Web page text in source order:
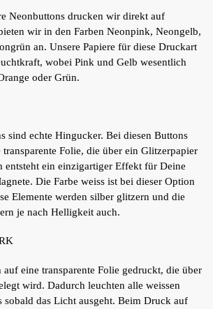
Neonbuttons drucken wir direkt auf
wir in den Farben Neonpink, Neongelb,
an. Unsere Papiere für diese Druckart
wobei Pink und Gelb wesentlich
oder Grün.
sind echte Hingucker. Bei diesen Buttons
Folie, die über ein Glitzerpapier
entsteht ein einzigartiger Effekt für Deine
Die Farbe weiss ist bei dieser Option
Elemente werden silber glitzern und die
je nach Helligkeit auch.
eine transparente Folie gedruckt, die über
wird. Dadurch leuchten alle weissen
sobald das Licht ausgeht. Beim Druck auf